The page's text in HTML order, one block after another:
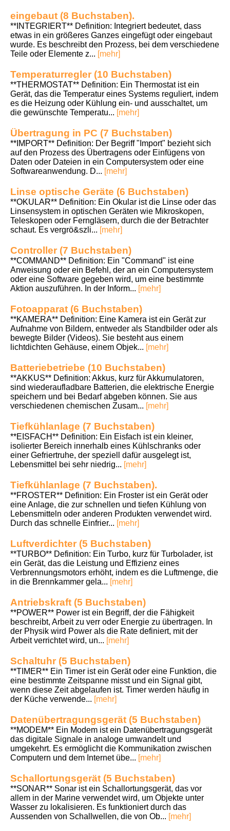
eingebaut (8 Buchstaben).
**INTEGRIERT** Definition: Integriert bedeutet, dass
etwas in ein größeres Ganzes eingefügt oder eingebaut
wurde. Es beschreibt den Prozess, bei dem verschiedene
Teile oder Elemente z... [mehr]
Temperaturregler (10 Buchstaben)
**THERMOSTAT** Definition: Ein Thermostat ist ein
Gerät, das die Temperatur eines Systems reguliert, indem
es die Heizung oder Kühlung ein- und ausschaltet, um
die gewünschte Temperatu... [mehr]
Übertragung in PC (7 Buchstaben)
**IMPORT** Definition: Der Begriff "Import" bezieht sich
auf den Prozess des Übertragens oder Einfügens von
Daten oder Dateien in ein Computersystem oder eine
Softwareanwendung. D... [mehr]
Linse optische Geräte (6 Buchstaben)
**OKULAR** Definition: Ein Okular ist die Linse oder das
Linsensystem in optischen Geräten wie Mikroskopen,
Teleskopen oder Ferngläsern, durch die der Betrachter
schaut. Es vergrö&szli... [mehr]
Controller (7 Buchstaben)
**COMMAND** Definition: Ein "Command" ist eine
Anweisung oder ein Befehl, der an ein Computersystem
oder eine Software gegeben wird, um eine bestimmte
Aktion auszuführen. In der Inform... [mehr]
Fotoapparat (6 Buchstaben)
**KAMERA** Definition: Eine Kamera ist ein Gerät zur
Aufnahme von Bildern, entweder als Standbilder oder als
bewegte Bilder (Videos). Sie besteht aus einem
lichtdichten Gehäuse, einem Objek... [mehr]
Batteriebetriebe (10 Buchstaben)
**AKKUS** Definition: Akkus, kurz für Akkumulatoren,
sind wiederaufladbare Batterien, die elektrische Energie
speichern und bei Bedarf abgeben können. Sie aus
verschiedenen chemischen Zusam... [mehr]
Tiefkühlanlage (7 Buchstaben)
**EISFACH** Definition: Ein Eisfach ist ein kleiner,
isolierter Bereich innerhalb eines Kühlschranks oder
einer Gefriertruhe, der speziell dafür ausgelegt ist,
Lebensmittel bei sehr niedrig... [mehr]
Tiefkühlanlage (7 Buchstaben).
**FROSTER** Definition: Ein Froster ist ein Gerät oder
eine Anlage, die zur schnellen und tiefen Kühlung von
Lebensmitteln oder anderen Produkten verwendet wird.
Durch das schnelle Einfrier... [mehr]
Luftverdichter (5 Buchstaben)
**TURBO** Definition: Ein Turbo, kurz für Turbolader, ist
ein Gerät, das die Leistung und Effizienz eines
Verbrennungsmotors erhöht, indem es die Luftmenge, die
in die Brennkammer gela... [mehr]
Antriebskraft (5 Buchstaben)
**POWER** Power ist ein Begriff, der die Fähigkeit
beschreibt, Arbeit zu verr oder Energie zu übertragen. In
der Physik wird Power als die Rate definiert, mit der
Arbeit verrichtet wird, un... [mehr]
Schaltuhr (5 Buchstaben)
**TIMER** Ein Timer ist ein Gerät oder eine Funktion, die
eine bestimmte Zeitspanne misst und ein Signal gibt,
wenn diese Zeit abgelaufen ist. Timer werden häufig in
der Küche verwende... [mehr]
Datenübertragungsgerät (5 Buchstaben)
**MODEM** Ein Modem ist ein Datenübertragungsgerät
das digitale Signale in analoge umwandelt und
umgekehrt. Es ermöglicht die Kommunikation zwischen
Computern und dem Internet übe... [mehr]
Schallortungsgerät (5 Buchstaben)
**SONAR** Sonar ist ein Schallortungsgerät, das vor
allem in der Marine verwendet wird, um Objekte unter
Wasser zu lokalisieren. Es funktioniert durch das
Aussenden von Schallwellen, die von Ob... [mehr]